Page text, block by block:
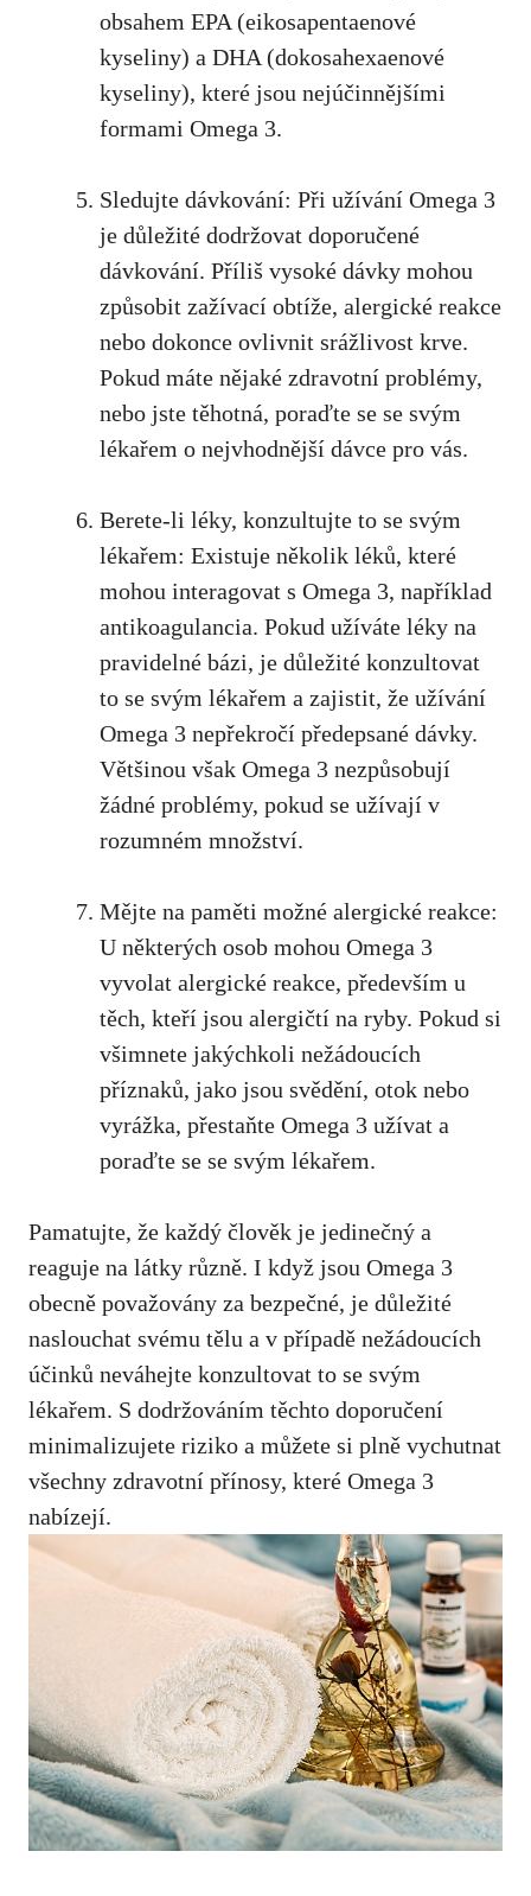
obsahem EPA (eikosapentaenové
kyseliny) a DHA (dokosahexaenové
kyseliny), ⁤které jsou nejúčinnějšími
formami‍ Omega 3.
Sledujte dávkování: Při užívání Omega 3
je důležité‍ dodržovat⁤ doporučené
dávkování. Příliš ⁤vysoké dávky ‌mohou
způsobit zažívací obtíže, alergické reakce
⁣nebo ‍dokonce ⁤ovlivnit⁣ srážlivost krve.
Pokud máte nějaké ⁣zdravotní problémy,
nebo jste těhotná, poraďte se se svým
lékařem o nejvhodnější dávce ⁢pro vás.
Berete-li léky, konzultujte ​to​ se svým⁤
lékařem: Existuje několik léků, které
mohou​ interagovat s Omega 3,⁢ například
antikoagulancia. Pokud užíváte⁤ léky na
pravidelné ‍bázi, je důležité konzultovat
to​ se svým lékařem a zajistit, že užívání‍
Omega ‍3 nepřekročí předepsané dávky.
‍Většinou však Omega 3 nezpůsobují
žádné ‌problémy,⁣ pokud se užívají v
⁣rozumném množství.
Mějte na⁤ paměti možné ​alergické reakce:⁣
U⁢ některých⁣ osob mohou‌ Omega 3
vyvolat alergické reakce, především u
těch, kteří jsou alergičtí na ryby. Pokud si
všimnete jakýchkoli nežádoucích
příznaků, jako jsou svědění, ⁣otok nebo
⁢vyrážka, přestaňte Omega 3 užívat⁤ a
poraďte se se svým lékařem.
Pamatujte, ‍že každý člověk je⁣ jedinečný a
reaguje na látky různě. I když ⁣jsou Omega‌ 3
obecně považovány za bezpečné, je důležité
‍naslouchat svému tělu a‍ v případě nežádoucích
⁢účinků neváhejte konzultovat ​to ⁣se svým
⁤lékařem. S dodržováním‌ těchto doporučení
minimalizujete riziko‌ a ​můžete si ⁤plně vychutnat
všechny zdravotní‍ přínosy, které⁣ Omega 3
nabízejí.